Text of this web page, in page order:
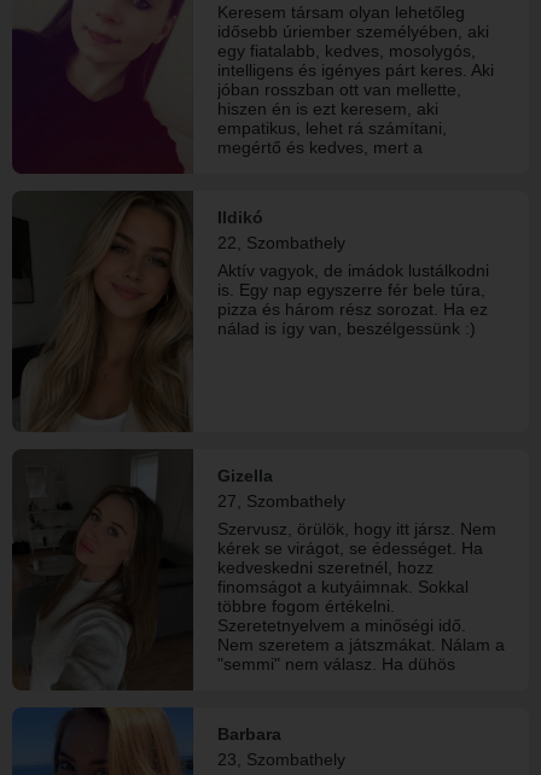
Keresem társam olyan lehetőleg
idősebb úriember személyében, aki
egy fiatalabb, kedves, mosolygós,
intelligens és igényes párt keres. Aki
jóban rosszban ott van mellette,
hiszen én is ezt keresem, aki
empatikus, lehet rá számítani,
megértő és kedves, mert a
:)
Ildikó
22, Szombathely
Aktív vagyok, de imádok lustálkodni
is. Egy nap egyszerre fér bele túra,
pizza és három rész sorozat. Ha ez
nálad is így van, beszélgessünk :)
Gizella
27, Szombathely
Szervusz, örülök, hogy itt jársz. Nem
kérek se virágot, se édességet. Ha
kedveskedni szeretnél, hozz
finomságot a kutyáimnak. Sokkal
többre fogom értékelni.
Szeretetnyelvem a minőségi idő.
Nem szeretem a játszmákat. Nálam a
"semmi" nem válasz. Ha dühös
figyelemmel fogom keresni a
megoldást a problémára.
Barbara
23, Szombathely